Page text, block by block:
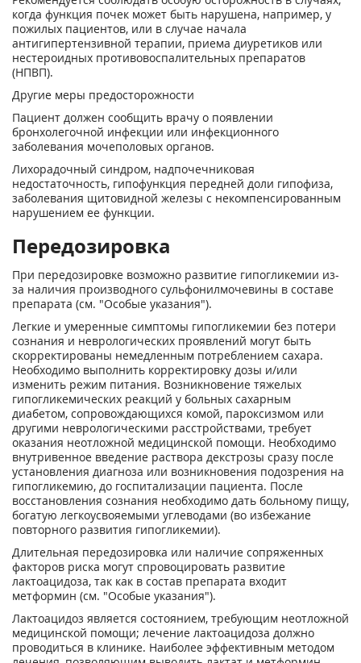
когда функция почек может быть нарушена, например, у
пожилых пациентов, или в случае начала
антигипертензивной терапии, приема диуретиков или
нестероидных противовоспалительных препаратов
(НПВП).
Другие меры предосторожности
Пациент должен сообщить врачу о появлении
бронхолегочной инфекции или инфекционного
заболевания мочеполовых органов.
Лихорадочный синдром, надпочечниковая
недостаточность, гипофункция передней доли гипофиза,
заболевания щитовидной железы с некомпенсированным
нарушением ее функции.
Передозировка
При передозировке возможно развитие гипогликемии из-
за наличия производного сульфонилмочевины в составе
препарата (см. "Особые указания").
Легкие и умеренные симптомы гипогликемии без потери
сознания и неврологических проявлений могут быть
скорректированы немедленным потреблением сахара.
Необходимо выполнить корректировку дозы и/или
изменить режим питания. Возникновение тяжелых
гипогликемических реакций у больных сахарным
диабетом, сопровождающихся комой, пароксизмом или
другими неврологическими расстройствами, требует
оказания неотложной медицинской помощи. Необходимо
внутривенное введение раствора декстрозы сразу после
установления диагноза или возникновения подозрения на
гипогликемию, до госпитализации пациента. После
восстановления сознания необходимо дать больному пищу,
богатую легкоусвояемыми углеводами (во избежание
повторного развития гипогликемии).
Длительная передозировка или наличие сопряженных
факторов риска могут спровоцировать развитие
лактоацидоза, так как в состав препарата входит
метформин (см. "Особые указания").
Лактоацидоз является состоянием, требующим неотложной
медицинской помощи; лечение лактоацидоза должно
проводиться в клинике. Наиболее эффективным методом